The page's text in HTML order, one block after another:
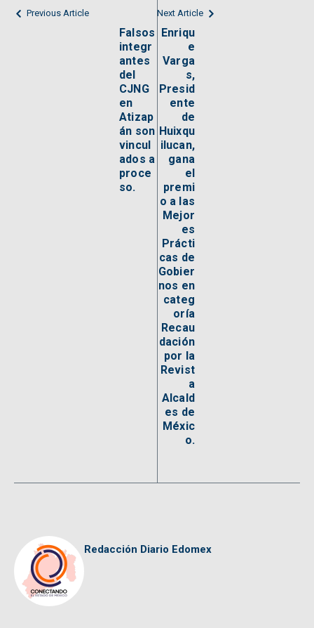
Previous Article
Falsos
integr
antes
del
CJNG
en
Atizap
án son
vincul
ados a
proce
so.
Next Article
Enriqu
e
Varga
s,
Presid
ente
de
Huixqu
ilucan,
gana
el
premi
o a las
Mejor
es
Prácti
cas de
Gobier
nos en
categ
oría
Recau
dación
por la
Revist
a
Alcald
es de
Méxic
o.
Redacción Diario Edomex